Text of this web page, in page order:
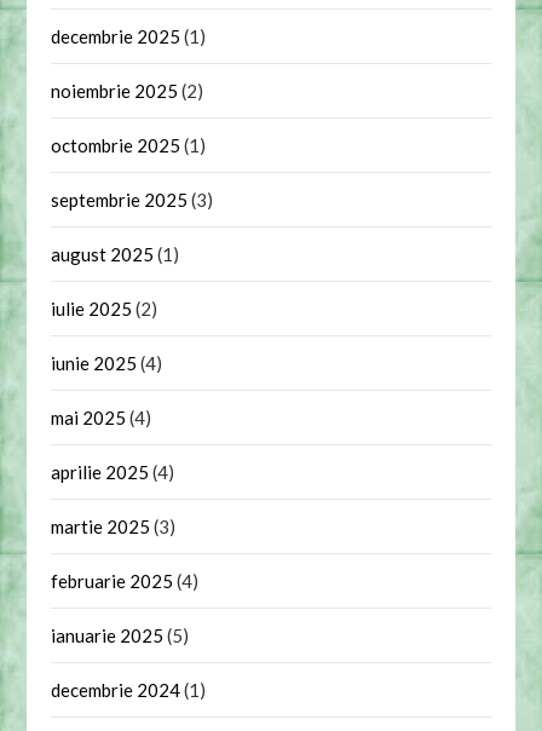
decembrie 2025 (1)
noiembrie 2025 (2)
octombrie 2025 (1)
septembrie 2025 (3)
august 2025 (1)
iulie 2025 (2)
iunie 2025 (4)
mai 2025 (4)
aprilie 2025 (4)
martie 2025 (3)
februarie 2025 (4)
ianuarie 2025 (5)
decembrie 2024(1)